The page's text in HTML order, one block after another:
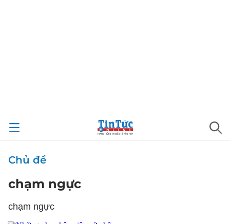
Chủ đề
chạm ngực
chạm ngực